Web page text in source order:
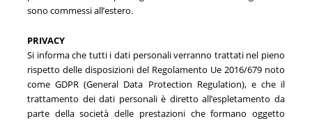
sono commessi all’estero.
PRIVACY
Si informa che tutti i dati personali verranno trattati nel pieno
rispetto delle disposizioni del Regolamento Ue 2016/679 noto
come GDPR (General Data Protection Regulation), e che il
trattamento dei dati personali è diretto all’espletamento da
parte della società delle prestazioni che formano oggetto